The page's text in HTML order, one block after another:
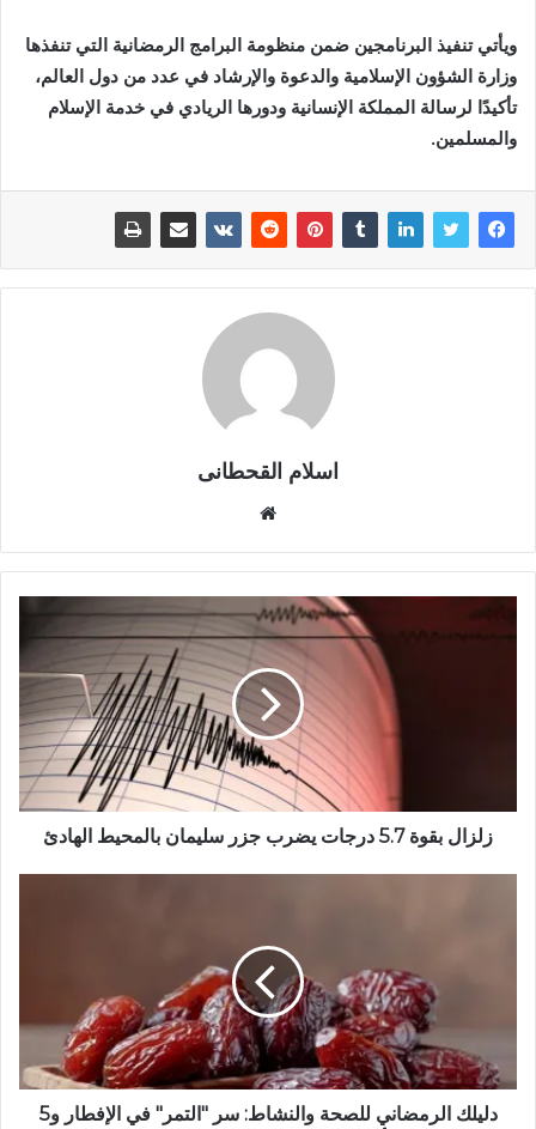
ويأتي تنفيذ البرنامجين ضمن منظومة البرامج الرمضانية التي تنفذها
وزارة الشؤون الإسلامية والدعوة والإرشاد في عدد من دول العالم،
تأكيدًا لرسالة المملكة الإنسانية ودورها الريادي في خدمة الإسلام
والمسلمين.
اسلام القحطانى
ق
ع
ا
و
ي
ب
زلزال بقوة 5.7 درجات يضرب جزر سليمان بالمحيط الهادئ
دليلك الرمضاني للصحة والنشاط: سر "التمر" في الإفطار و5